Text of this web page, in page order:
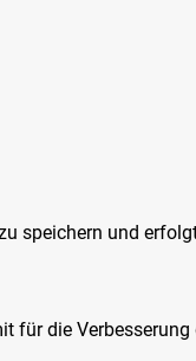
speichern und
die